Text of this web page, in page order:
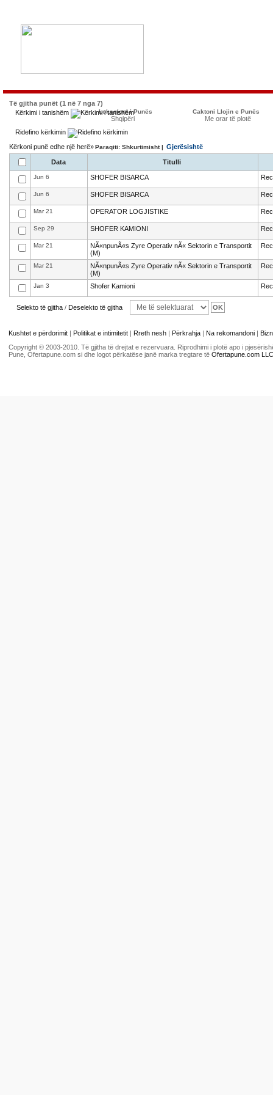
Të gjitha punët (1 në 7 nga 7)
Kërkimi i tanishëm
Lokacioni i Punës
Shqipëri
Caktoni Llojin e Punës
Me orar të plotë
Ridefino kërkimin
Kërkoni punë edhe një herë»Paraqiti: Shkurtimisht | Gjerësishtë
Data Titulli
Jun 6 SHOFER BISARCA
Jun 6 SHOFER BISARCA
Mar 21 OPERATOR LOGJISTIKE
Sep 29 SHOFER KAMIONI
Mar 21
NÃ«npunÃ«s Zyre Operativ nÃ« Sektorin e Transportit
(M)
Mar 21
NÃ«npunÃ«s Zyre Operativ nÃ« Sektorin e Transportit
(M)
Jan 3 Shofer Kamioni
Selekto të gjitha / Deselekto të gjitha
Kushtet e përdorimit | Politikat e intimitetit | Rreth nesh | Përkrahja | Na rekomandoni |
Copyright © 2003-2010. Të gjitha të drejtat e rezervuara. Riprodhimi i plotë apo i
Pune, Ofertapune.com si dhe logot përkatëse janë marka tregtare të Ofertapune.com LLC